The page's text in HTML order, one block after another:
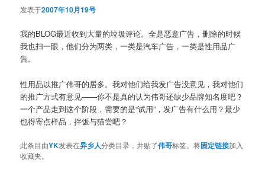
发表于2007年10月19号
我的BLOG最近收到大量的垃圾评论。全是恶意广告，删除的时候
我也扫一眼，他们分为两类，一类是汽车广告，一类是性用品广
告。
性用品以推广伟哥的居多。我对他们给我发广告没意见，我对他们
的推广方式有意见——你不是真的认为伟哥还缺少品牌知名度吧？
一个产品走到这个阶段，需要的是“试用”，发广告有什么用？最少
也得寄点样品，拌饭与猫尝吧？
此条目由YK发表在异乡人分类目录，并贴了伟哥标签。将固定链接加入
收藏夹。